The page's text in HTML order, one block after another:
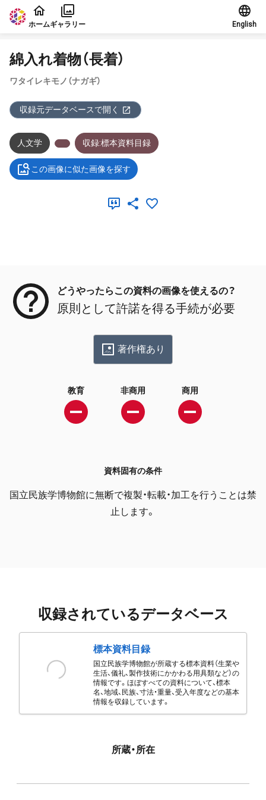
本文に飛ぶ
ホームギャラリー English
綿入れ着物（長着）
ワタイレキモノ（ナガギ）
収録元データベースで開く
人文学 収録:標本資料目録
この画像に似た画像を探す
どうやったらこの資料の画像を使えるの？
原則として許諾を得る手続が必要
著作権あり
教育 非商用 商用
資料固有の条件
国立民族学博物館に無断で複製・転載・加工を行うことは禁
止します。
収録されているデータベース
標本資料目録
国立民族学博物館が所蔵する標本資料（生業や
生活、儀礼、製作技術にかかわる用具類など）の
情報です。ほぼすべての資料について、標本
名、地域、民族、寸法・重量、受入年度などの基本
情報を収録しています。
所蔵・所在